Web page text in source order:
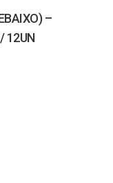
–
12UN